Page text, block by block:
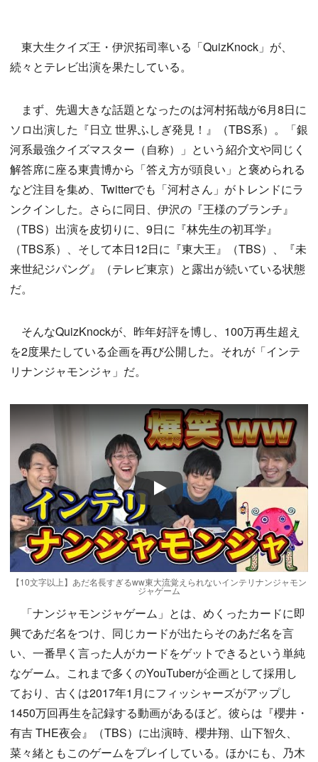
東大生クイズ王・伊沢拓司率いる「QuizKnock」が、
続々とテレビ出演を果たしている。
まず、先週大きな話題となったのは河村拓哉が6月8日に
ソロ出演した『日立 世界ふしぎ発見！』（TBS系）。「銀
河系最強クイズマスター（自称）」という紹介文や同じく
解答席に座る東貴博から「答え方が頭良い」と褒められる
など注目を集め、Twitterでも「河村さん」がトレンドにラ
ンクインした。さらに同日、伊沢の『王様のブランチ』
（TBS）出演を皮切りに、9日に『林先生の初耳学』
（TBS系）、そして本日12日に『東大王』（TBS）、『未
来世紀ジパング』（テレビ東京）と露出が続いている状態
だ。
そんなQuizKnockが、昨年好評を博し、100万再生超え
を2度果たしている企画を再び公開した。それが「インテ
リナンジャモンジャ」だ。
Play
【10文字以上】あだ名長すぎるww東大流覚えられないインテリナンジャモン
ジャゲーム
「ナンジャモンジャゲーム」とは、めくったカードに即
興であだ名をつけ、同じカードが出たらそのあだ名を言
い、一番早く言った人がカードをゲットできるという単純
なゲーム。これまで多くのYouTuberが企画として採用し
ており、古くは2017年1月にフィッシャーズがアップし
1450万回再生を記録する動画があるほど。彼らは『櫻井・
有吉 THE夜会』（TBS）に出演時、櫻井翔、山下智久、
菜々緒ともこのゲームをプレイしている。ほかにも、乃木